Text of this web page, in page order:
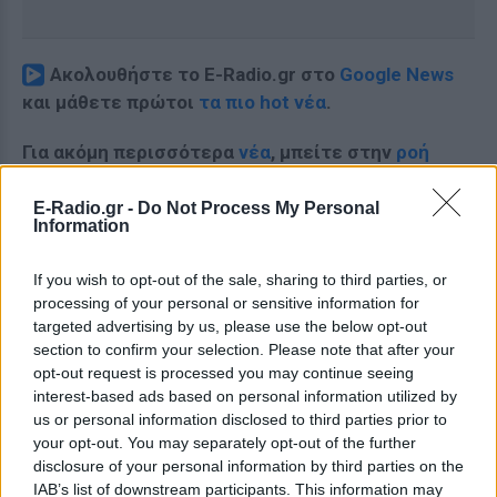
E-Radio.gr - Do Not Process My Personal
Information
If you wish to opt-out of the sale, sharing to third parties, or
processing of your personal or sensitive information for
targeted advertising by us, please use the below opt-out
section to confirm your selection. Please note that after your
opt-out request is processed you may continue seeing
interest-based ads based on personal information utilized by
us or personal information disclosed to third parties prior to
your opt-out. You may separately opt-out of the further
disclosure of your personal information by third parties on the
IAB’s list of downstream participants. This information may
Ακολουθήστε το E-Radio.gr στο Google News
και μάθετε πρώτοι τα πιο hot νέα.
Για ακόμη περισσότερα νέα, μπείτε στην ροή
Ακολουθήστε το E-Radio.gr και στο Instagram
ΔΙΑΦΗΜΙΣΗ